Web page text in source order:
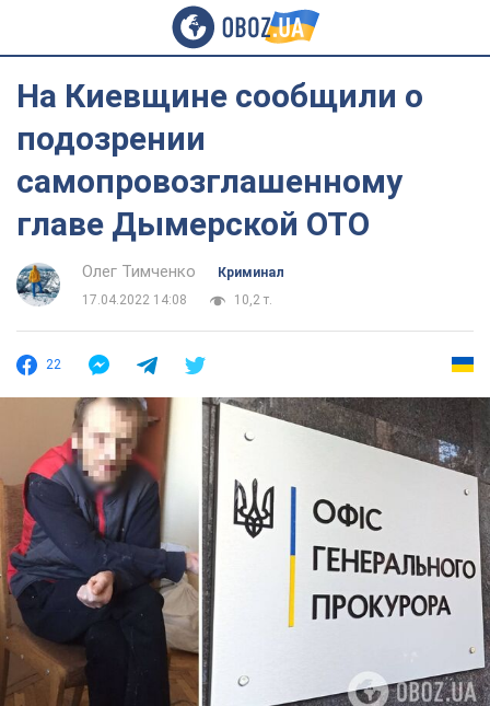
На Киевщине сообщили о
подозрении
самопровозглашенному
главе Дымерской ОТО
Олег Тимченко
Криминал
17.04.2022 14:08
10,2 т.
22